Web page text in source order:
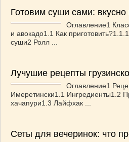
Готовим суши сами: вкусно
Оглавление1
и авокадо1.1 Как
суши2 Ролл ...
Лучушие рецепты
Оглавление1
Имеретински1.1 Ингредиенты1.2
хачапури1.3 Лайфхак ...
Сеты для вечеринок: что